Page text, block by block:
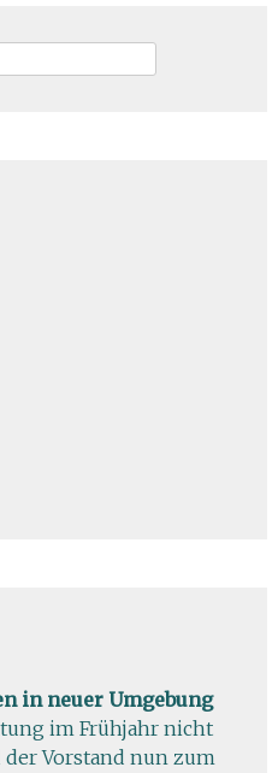
in neuer Umgebung
im Frühjahr nicht
Vorstand nun zum